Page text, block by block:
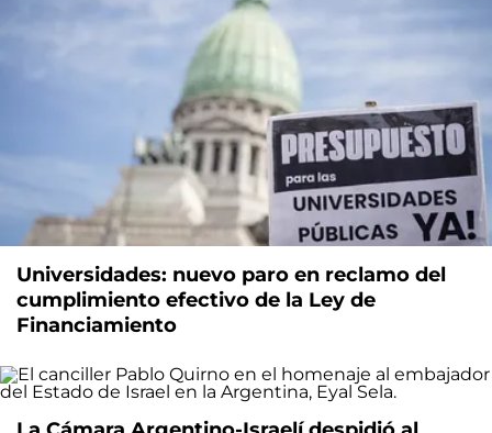
Universidades: nuevo paro en reclamo del
cumplimiento efectivo de la Ley de
Financiamiento